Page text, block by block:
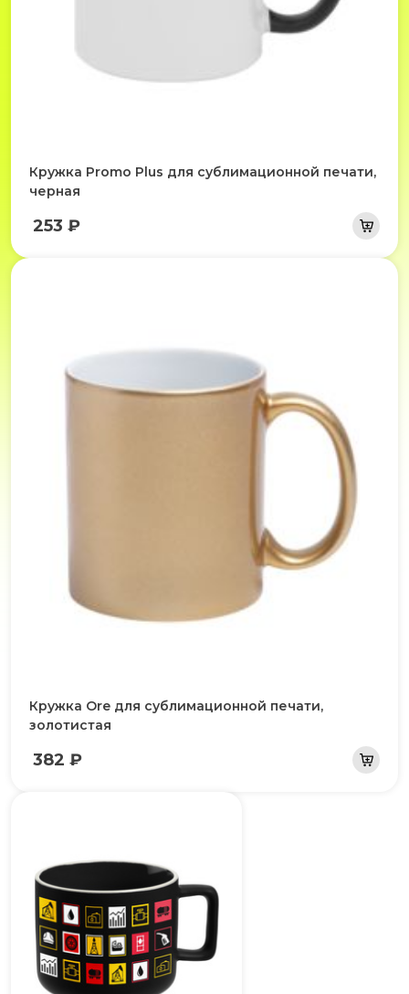
Кружка Promo Plus для сублимационной печати,
черная
253 ₽
Кружка Ore для сублимационной печати,
золотистая
382 ₽